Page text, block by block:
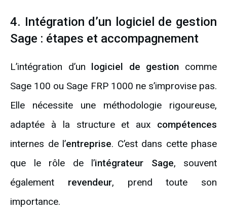
4. Intégration d’un logiciel de gestion
Sage : étapes et accompagnement
L’intégration d’un logiciel de gestion comme
Sage 100 ou Sage FRP 1000 ne s’improvise pas.
Elle nécessite une méthodologie rigoureuse,
adaptée à la structure et aux compétences
internes de l’entreprise. C’est dans cette phase
que le rôle de l’intégrateur Sage, souvent
également revendeur, prend toute son
importance.